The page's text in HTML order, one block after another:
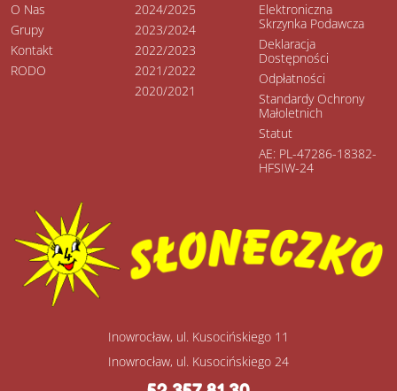
O Nas
Grupy
Kontakt
RODO
2024/2025
2023/2024
2022/2023
2021/2022
2020/2021
Elektroniczna
Skrzynka Podawcza
Deklaracja
Dostępności
Odpłatności
Standardy Ochrony
Małoletnich
Statut
AE: PL-47286-18382-
HFSIW-24
Inowrocław, ul. Kusocińskiego 11
Inowrocław, ul. Kusocińskiego 24